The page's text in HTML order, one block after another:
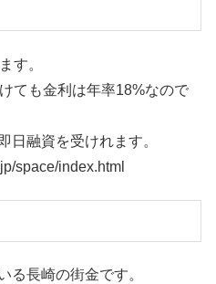
す。
ても金利は年率18%なので
日融資を受けれます。
space/index.html
る長崎の街金です。